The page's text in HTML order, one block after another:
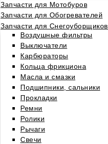
Запчасти для Мотобуров
Запчасти для Обогревателей
Запчасти для Снегоуборщиков
Воздушные фильтры
Выключатели
Карбюраторы
Кольца фрикциона
Масла и смазки
Подшипники, сальники
Прокладки
Ремни
Ролики
Рычаги
Свечи